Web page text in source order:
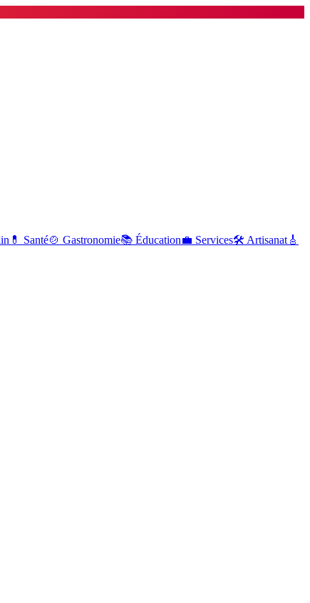
💊 Santé🍲 Gastronomie📚 Éducation💼 Services🛠 Artisanat 🎸